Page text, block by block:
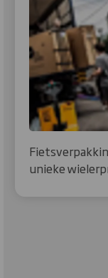
unieke